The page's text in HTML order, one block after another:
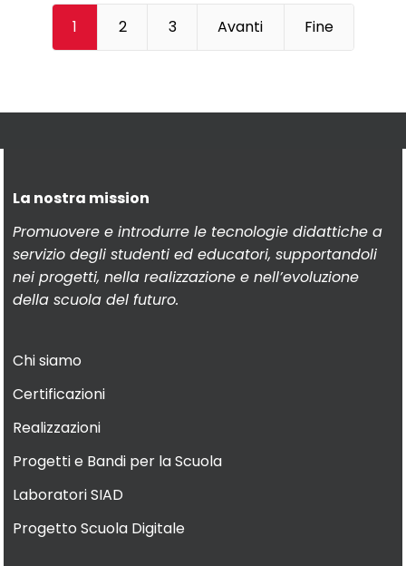
1 2 3 Avanti Fine
La nostra mission
Promuovere e introdurre le tecnologie didattiche a
servizio degli studenti ed educatori, supportandoli
nei progetti, nella realizzazione e nell’evoluzione
della scuola del futuro.
Chi siamo
Certificazioni
Realizzazioni
Progetti e Bandi per la Scuola
Laboratori SIAD
Progetto Scuola Digitale